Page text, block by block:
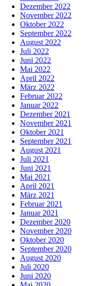
Dezember 2022
November 2022
Oktober 2022
September 2022
August 2022
Juli 2022
Juni 2022
Mai 2022
April 2022
März 2022
Februar 2022
Januar 2022
Dezember 2021
November 2021
Oktober 2021
September 2021
August 2021
Juli 2021
Juni 2021
Mai 2021
April 2021
März 2021
Februar 2021
Januar 2021
Dezember 2020
November 2020
Oktober 2020
September 2020
August 2020
Juli 2020
Juni 2020